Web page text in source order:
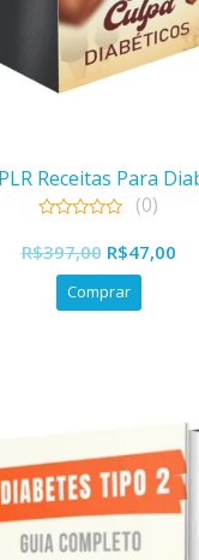
Receitas Para
out
of
(0)
R$397,00 O
preço
original
R$47,00O
Comprar